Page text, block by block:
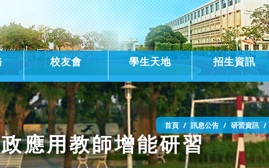
校友會 學生天地 招生資訊
首頁 訊息公告 研習資訊
應用教師增能研習